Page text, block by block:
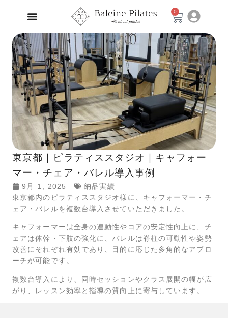
0
東京都｜ピラティススタジオ｜キャフォー
マー・チェア・バレル導入事例
9月 1, 2025
納品実績
東京都内のピラティススタジオ様に、キャフォーマー・チ
ェア・バレルを複数台導入させていただきました。
キャフォーマーは全身の連動性やコアの安定性向上に、チ
ェアは体幹・下肢の強化に、バレルは脊柱の可動性や姿勢
改善にそれぞれ有効であり、目的に応じた多角的なアプロ
ーチが可能です。
複数台導入により、同時セッションやクラス展開の幅が広
がり、レッスン効率と指導の質向上に寄与しています。